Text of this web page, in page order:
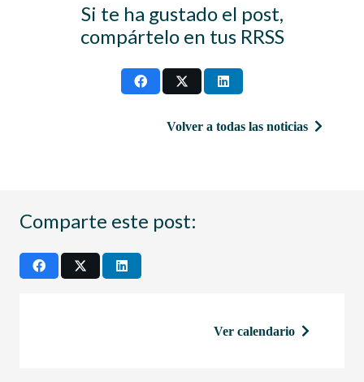
Si te ha gustado el post,
compártelo en tus RRSS
Volver a todas las noticias
Comparte este post:
Ver calendario